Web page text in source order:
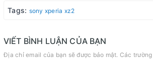
Tags: sony xperia xz2
VIẾT BÌNH LUẬN CỦA BẠN
Địa chỉ email của bạn sẽ được bảo mật. Các